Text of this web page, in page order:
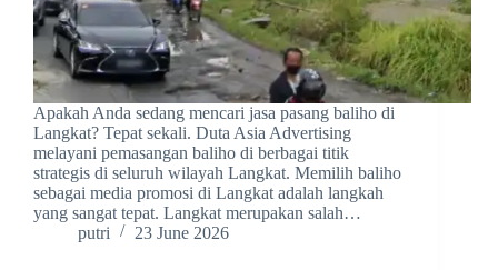
Apakah Anda sedang mencari jasa pasang baliho di
Langkat? Tepat sekali. Duta Asia Advertising
melayani pemasangan baliho di berbagai titik
strategis di seluruh wilayah Langkat. Memilih baliho
sebagai media promosi di Langkat adalah langkah
yang sangat tepat. Langkat merupakan salah…
putri
23 June 2026